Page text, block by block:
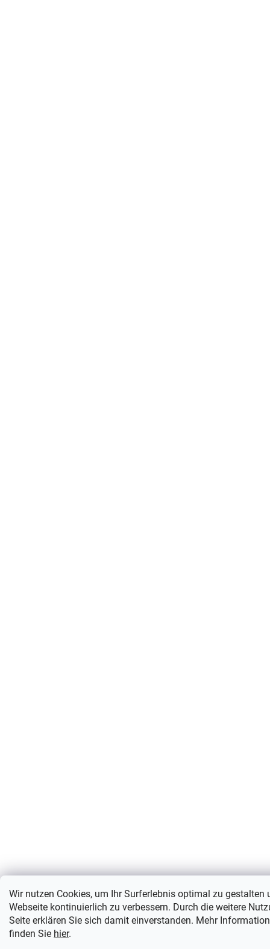
Wir nutzen Cookies, um Ihr Surferlebnis optimal zu gestalten
Webseite kontinuierlich zu verbessern. Durch die weitere
Seite erklären Sie sich damit einverstanden. Mehr
finden Sie hier.